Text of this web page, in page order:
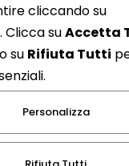
gratuita di
iscriviti
]
l'utente dichiara
e di
cliccando su
. Clicca suAccetta
su Rifiuta Tutti
Personalizza